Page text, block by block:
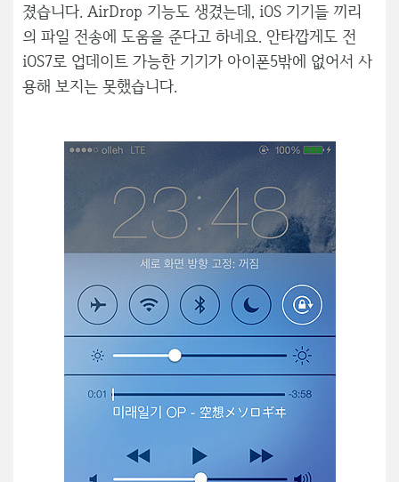
졌습니다. AirDrop 기능도 생겼는데, iOS 기기들 끼리
의 파일 전송에 도움을 준다고 하네요. 안타깝게도 전
iOS7로 업데이트 가능한 기기가 아이폰5밖에 없어서 사
용해 보지는 못했습니다.